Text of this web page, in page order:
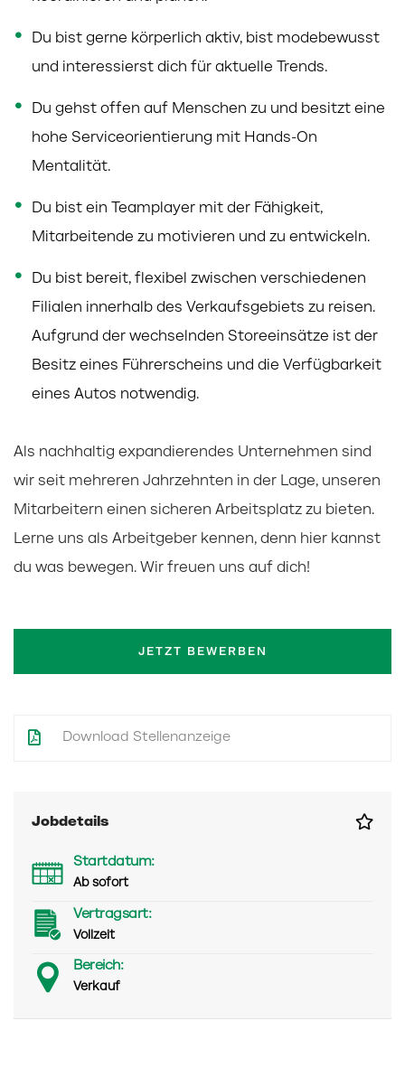
Du bist gerne körperlich aktiv, bist modebewusst
und interessierst dich für aktuelle Trends.
Du gehst offen auf Menschen zu und besitzt eine
hohe Serviceorientierung mit Hands-On
Mentalität.
Du bist ein Teamplayer mit der Fähigkeit,
Mitarbeitende zu motivieren und zu entwickeln.
Du bist bereit, flexibel zwischen verschiedenen
Filialen innerhalb des Verkaufsgebiets zu reisen.
Aufgrund der wechselnden Storeeinsätze ist der
Besitz eines Führerscheins und die Verfügbarkeit
eines Autos notwendig.
Als nachhaltig expandierendes Unternehmen sind
wir seit mehreren Jahrzehnten in der Lage, unseren
Mitarbeitern einen sicheren Arbeitsplatz zu bieten.
Lerne uns als Arbeitgeber kennen, denn hier kannst
du was bewegen. Wir freuen uns auf dich!
JETZT BEWERBEN
Download Stellenanzeige
Jobdetails
Startdatum:
Ab sofort
Vertragsart:
Vollzeit
Bereich:
Verkauf